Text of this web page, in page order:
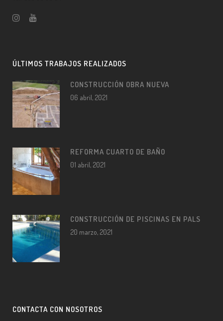
ÚLTIMOS TRABAJOS REALIZADOS
CONSTRUCCIÓN OBRA NUEVA
06 abril, 2021
REFORMA CUARTO DE BAÑO
01 abril, 2021
CONSTRUCCIÓN DE PISCINAS EN PALS
20 marzo, 2021
CONTACTA CON NOSOTROS